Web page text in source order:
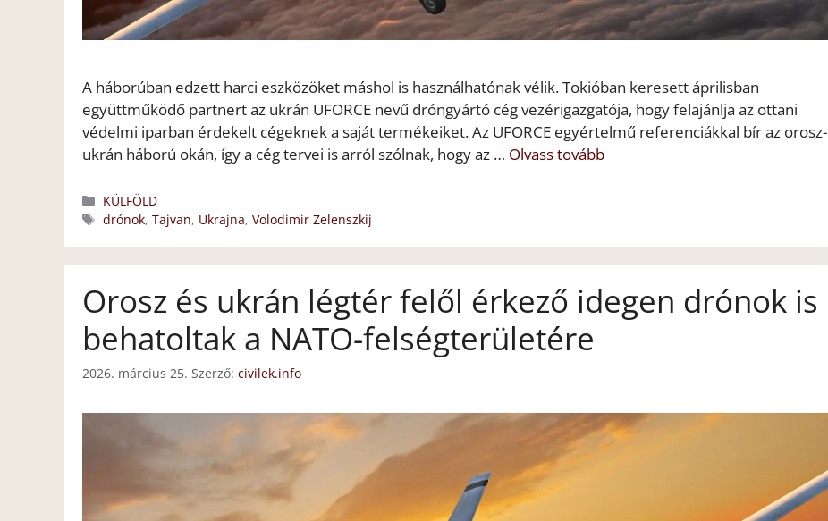
A háborúban edzett harci eszközöket máshol is használhatónak vélik. Tokióban keresett áprilisban
együttműködő partnert az ukrán UFORCE nevű dróngyártó cég vezérigazgatója, hogy felajánlja az ottani
védelmi iparban érdekelt cégeknek a saját termékeiket. Az UFORCE egyértelmű referenciákkal bír az orosz-
ukrán háború okán, így a cég tervei is arról szólnak, hogy az … Olvass tovább
Kategória
KÜLFÖLD
Címkék
drónok,Tajvan, Ukrajna,Volodimir Zelenszkij
Orosz és ukrán légtér felől érkező idegen drónok is
behatoltak a NATO-felségterületére
2026. március 25. Szerző: civilek.info